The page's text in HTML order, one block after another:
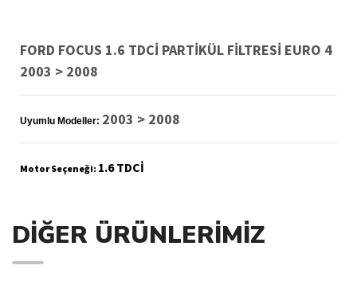
FORD FOCUS 1.6 TDCİ PARTİKÜL FİLTRESİ EURO 4
2003 > 2008
Uyumlu Modeller: 2003 > 2008
Motor Seçeneği: 1.6 TDCİ
DIĞER ÜRÜNLERIMIZ